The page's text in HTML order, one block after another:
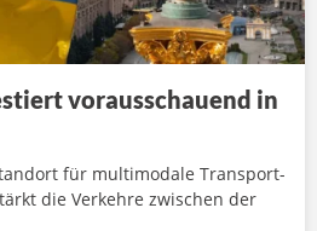
vorausschauend in
für multimodale Transport-
die Verkehre zwischen der